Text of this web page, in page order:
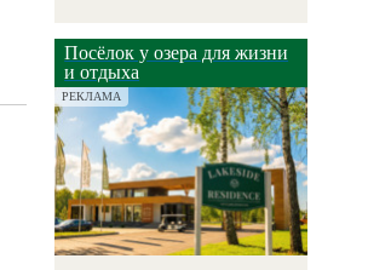
Посёлок у озера для жизни
и отдыха
РЕКЛАМА